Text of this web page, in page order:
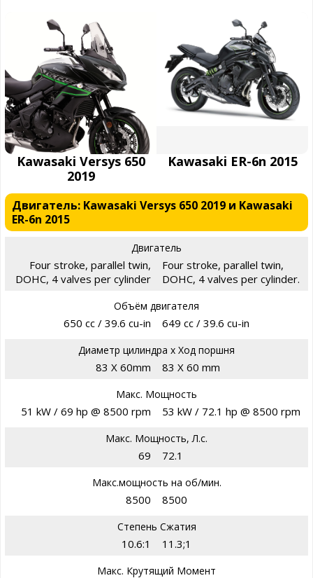
Kawasaki Versys 650
2019
Kawasaki ER-6n 2015
Двигатель: Kawasaki Versys 650 2019 и Kawasaki
ER-6n 2015
Двигатель
Four stroke, parallel twin,
DOHC, 4 valves per cylinder
Four stroke, parallel twin,
DOHC, 4 valves per cylinder.
Объём двигателя
650 cc / 39.6 cu-in 649 cc / 39.6 cu-in
Диаметр цилиндра х Ход поршня
83 X 60mm 83 X 60 mm
Макс. Мощность
51 kW / 69 hp @ 8500 rpm 53 kW / 72.1 hp @ 8500 rpm
Макс. Мощность, Л.с.
69 72.1
Макс.мощность на об/мин.
8500 8500
Степень Сжатия
10.6:1 11.3;1
Макс. Крутящий Момент